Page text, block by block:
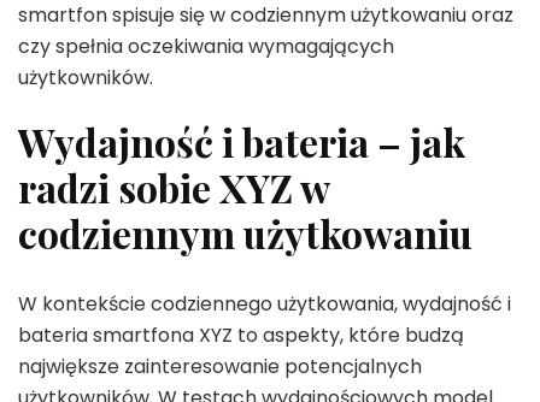
smartfon spisuje się w codziennym użytkowaniu oraz
czy spełnia oczekiwania wymagających
użytkowników.
Wydajność i bateria – jak
radzi sobie XYZ w
codziennym użytkowaniu
W kontekście codziennego użytkowania, wydajność i
bateria smartfona XYZ to aspekty, które budzą
największe zainteresowanie potencjalnych